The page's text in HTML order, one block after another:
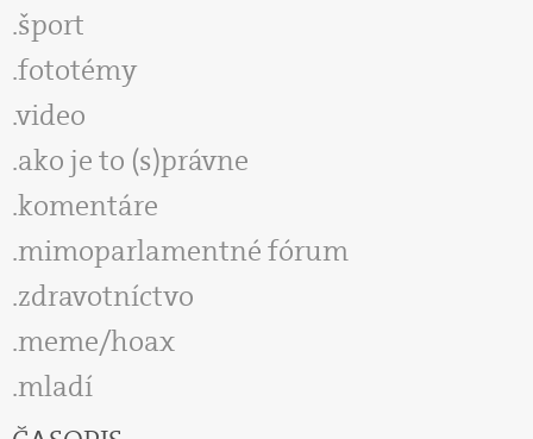
šport
fototémy
video
ako je to (s)právne
komentáre
mimoparlamentné fórum
zdravotníctvo
meme/hoax
mladí